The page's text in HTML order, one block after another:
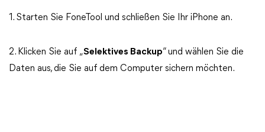
1. Starten Sie FoneTool und schließen Sie Ihr iPhone an.
2. Klicken Sie auf „Selektives Backup“ und wählen Sie die
Daten aus, die Sie auf dem Computer sichern möchten.